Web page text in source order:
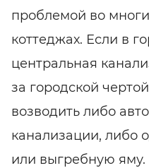
проблемой во
коттеджах. Если в
центральная
за городской
возводить либо
канализации, либо
или выгребную яму.